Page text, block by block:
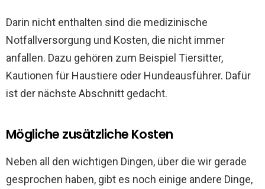
Darin nicht enthalten sind die medizinische
Notfallversorgung und Kosten, die nicht immer
anfallen. Dazu gehören zum Beispiel Tiersitter,
Kautionen für Haustiere oder Hundeausführer. Dafür
ist der nächste Abschnitt gedacht.
Mögliche zusätzliche Kosten
Neben all den wichtigen Dingen, über die wir gerade
gesprochen haben, gibt es noch einige andere Dinge,